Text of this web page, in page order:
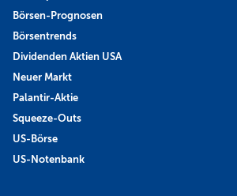
Börsen-Prognosen
Börsentrends
Dividenden Aktien USA
Neuer Markt
Palantir-Aktie
Squeeze-Outs
US-Börse
US-Notenbank